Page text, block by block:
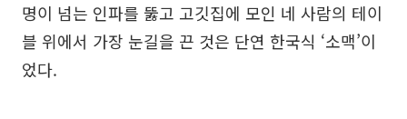
명이 넘는 인파를 뚫고 고깃집에 모인 네 사람의 테이
블 위에서 가장 눈길을 끈 것은 단연 한국식 ‘소맥’이
었다.